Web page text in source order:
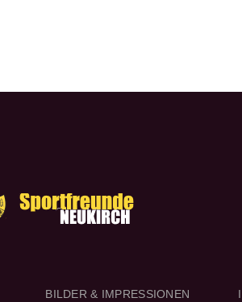
BILDER & IMPRESSIONEN